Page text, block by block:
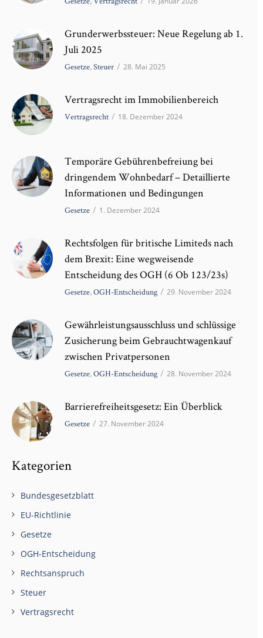
Grunderwerbssteuer: Neue Regelung ab 1.
Juli 2025
Gesetze,Steuer / 28. Mai 2025
Vertragsrecht im Immobilienbereich
Vertragsrecht / 18. Dezember 2024
Temporäre Gebührenbefreiung bei
dringendem Wohnbedarf – Detaillierte
Informationen und Bedingungen
Gesetze / 1. Dezember 2024
Rechtsfolgen für britische Limiteds nach
dem Brexit: Eine wegweisende
Entscheidung des OGH (6 Ob 123/23s)
Gesetze,OGH-Entscheidung / 29. November 2024
Gewährleistungsausschluss und schlüssige
Zusicherung beim Gebrauchtwagenkauf
zwischen Privatpersonen
Gesetze,OGH-Entscheidung / 28. November 2024
Barrierefreiheitsgesetz: Ein Überblick
Gesetze / 27. November 2024
Kategorien
Bundesgesetzblatt
EU-Richtlinie
Gesetze
OGH-Entscheidung
Rechtsanspruch
Steuer
Vertragsrecht